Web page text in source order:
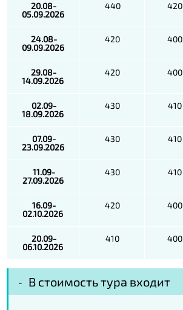
20.08-
05.09.2026
440 420
24.08-
09.09.2026
420 400
29.08-
14.09.2026
420 400
02.09-
18.09.2026
430 410
07.09-
23.09.2026
430 410
11.09-
27.09.2026
430 410
16.09-
02.10.2026
420 400
20.09-
06.10.2026
410 400
В стоимость тура входит